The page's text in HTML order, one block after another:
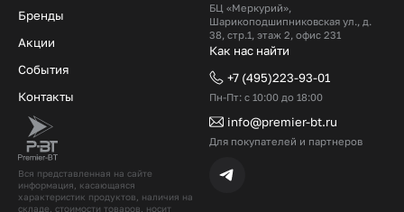
Вся представленная на сайте
информация, касающаяся
характеристик продуктов, наличия на
складе, стоимости товаров, носит
Бренды
Акции
События
Контакты
БЦ «Меркурий»,
Шарикоподшипниковская ул., д.
38, стр.1, этаж 2, офис 231
Как нас найти
+7 (495)223-93-01
Пн-Пт: с 10:00 до 18:00
info@premier-bt.ru
Для покупателей и партнеров